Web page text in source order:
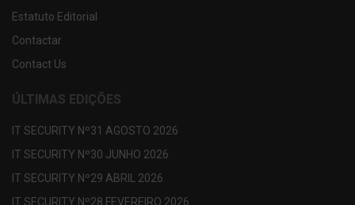
Estatuto Editorial
Contactar
Contact Us
ÚLTIMAS EDIÇÕES
IT SECURITY Nº31 AGOSTO 2026
IT SECURITY Nº30 JUNHO 2026
IT SECURITY Nº29 ABRIL 2026
IT SECURITY Nº28 FEVEREIRO 2026